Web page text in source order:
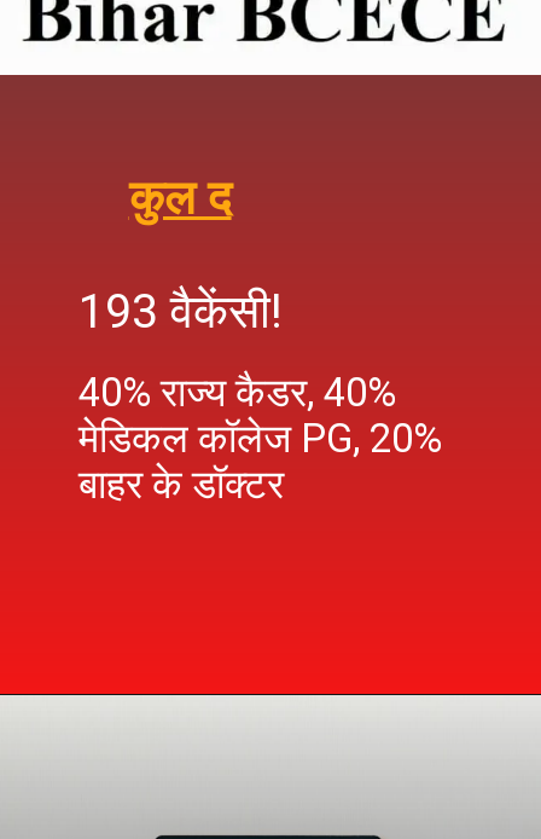
कुल द
193 वैकेंसी!
40% राज्य कैडर, 40%
मेडिकल कॉलेज PG, 20%
बाहर के डॉक्टर